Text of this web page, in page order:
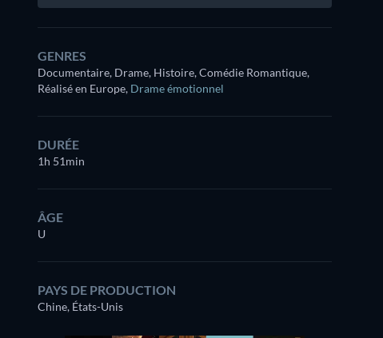
GENRES
Documentaire, Drame, Histoire, Comédie Romantique,
Réalisé en Europe, Drame émotionnel
DURÉE
1h 51min
ÂGE
U
PAYS DE PRODUCTION
Chine, États-Unis